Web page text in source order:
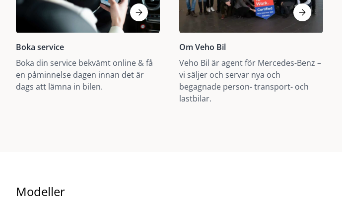
Boka service
Boka din service bekvämt online & få
en påminnelse dagen innan det är
dags att lämna in bilen.
Om Veho Bil
Veho Bil är agent för Mercedes-Benz –
vi säljer och servar nya och
begagnade person- transport- och
lastbilar.
Modeller